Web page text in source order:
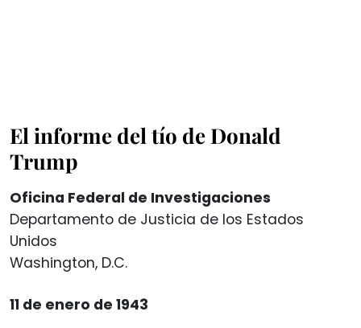
El informe del tío de Donald
Trump
Oficina Federal de Investigaciones
Departamento de Justicia de los Estados
Unidos
Washington, D.C.
11 de enero de 1943